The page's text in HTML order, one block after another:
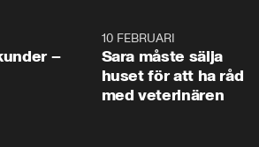
–
10 FEBRUARI
Sara måste sälja
huset för att ha råd
med veterinären